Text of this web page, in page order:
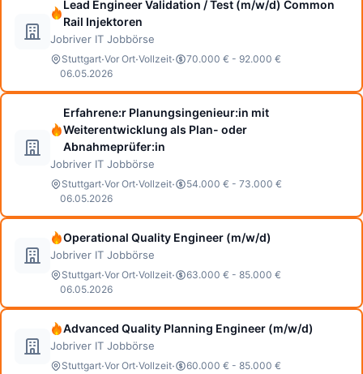
Lead Engineer Validation / Test (m/w/d) Common
Rail Injektoren
Jobriver IT Jobbörse
Stuttgart·Vor Ort·Vollzeit·
70.000 € - 92.000 €
06.05.2026
Erfahrene:r Planungsingenieur:in mit
Weiterentwicklung als Plan- oder
Abnahmeprüfer:in
Jobriver IT Jobbörse
Stuttgart·Vor Ort·Vollzeit·
54.000 € - 73.000 €
06.05.2026
Operational Quality Engineer (m/w/d)
Jobriver IT Jobbörse
Stuttgart·Vor Ort·Vollzeit·
63.000 € - 85.000 €
06.05.2026
Advanced Quality Planning Engineer (m/w/d)
Jobriver IT Jobbörse
Stuttgart·Vor Ort·Vollzeit·
60.000 € - 85.000 €